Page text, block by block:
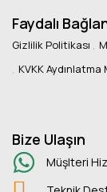
Faydalı
Gizlilik Politikası
KVKK Aydınlatma
Bize Ulaşın
Müşlteri